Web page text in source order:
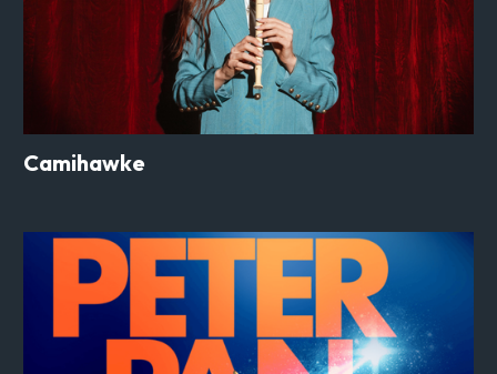
Camihawke